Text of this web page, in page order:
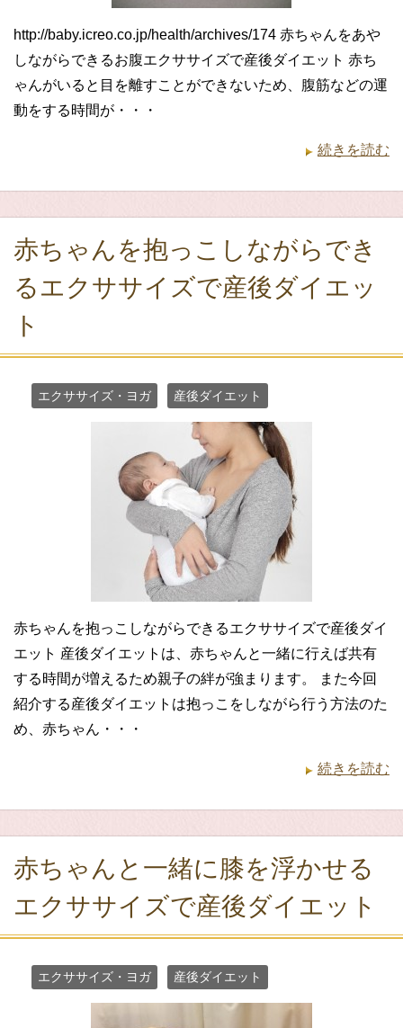
http://baby.icreo.co.jp/health/archives/174 赤ちゃんをあや
しながらできるお腹エクササイズで産後ダイエット 赤ち
ゃんがいると目を離すことができないため、腹筋などの運
動をする時間が・・・
続きを読む
赤ちゃんを抱っこしながらでき
るエクササイズで産後ダイエッ
ト
エクササイズ・ヨガ 産後ダイエット
赤ちゃんを抱っこしながらできるエクササイズで産後ダイ
エット 産後ダイエットは、赤ちゃんと一緒に行えば共有
する時間が増えるため親子の絆が強まります。 また今回
紹介する産後ダイエットは抱っこをしながら行う方法のた
め、赤ちゃん・・・
続きを読む
赤ちゃんと一緒に膝を浮かせる
エクササイズで産後ダイエット
エクササイズ・ヨガ 産後ダイエット